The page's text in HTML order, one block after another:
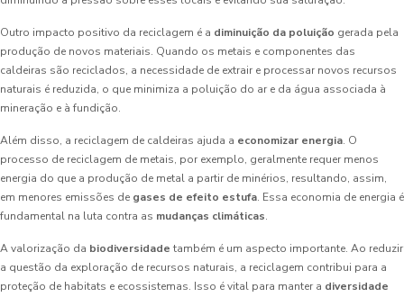
Outro impacto positivo da reciclagem é a diminuição da poluição gerada pela
produção de novos materiais. Quando os metais e componentes das
caldeiras são reciclados, a necessidade de extrair e processar novos recursos
naturais é reduzida, o que minimiza a poluição do ar e da água associada à
mineração e à fundição.
Além disso, a reciclagem de caldeiras ajuda a economizar energia. O
processo de reciclagem de metais, por exemplo, geralmente requer menos
energia do que a produção de metal a partir de minérios, resultando, assim,
em menores emissões de gases de efeito estufa. Essa economia de energia é
fundamental na luta contra as mudanças climáticas.
A valorização da biodiversidade também é um aspecto importante. Ao reduzir
a questão da exploração de recursos naturais, a reciclagem contribui para a
proteção de habitats e ecossistemas. Isso é vital para manter a diversidade